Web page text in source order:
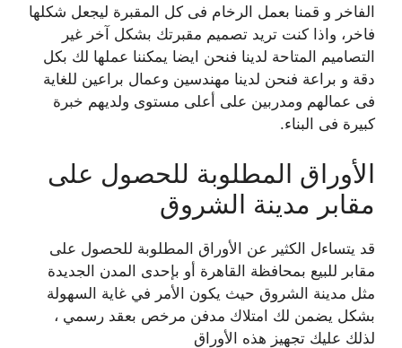
الفاخر و قمنا بعمل الرخام فى كل المقبرة ليجعل شكلها
فاخر، واذا كنت تريد تصميم مقبرتك بشكل آخر غير
التصاميم المتاحة لدينا فنحن ايضا يمكننا عملها لك بكل
دقة و براعة فنحن لدينا مهندسين وعمال براعين للغاية
فى عمالهم ومدربين على أعلى مستوى ولديهم خبرة
كبيرة فى البناء.
الأوراق المطلوبة للحصول على
مقابر مدينة الشروق
قد يتساءل الكثير عن الأوراق المطلوبة للحصول على
مقابر للبيع بمحافظة القاهرة أو بإحدى المدن الجديدة
مثل مدينة الشروق حيث يكون الأمر في غاية السهولة
بشكل يضمن لك امتلاك مدفن مرخص بعقد رسمي ،
لذلك عليك تجهيز هذه الأوراق